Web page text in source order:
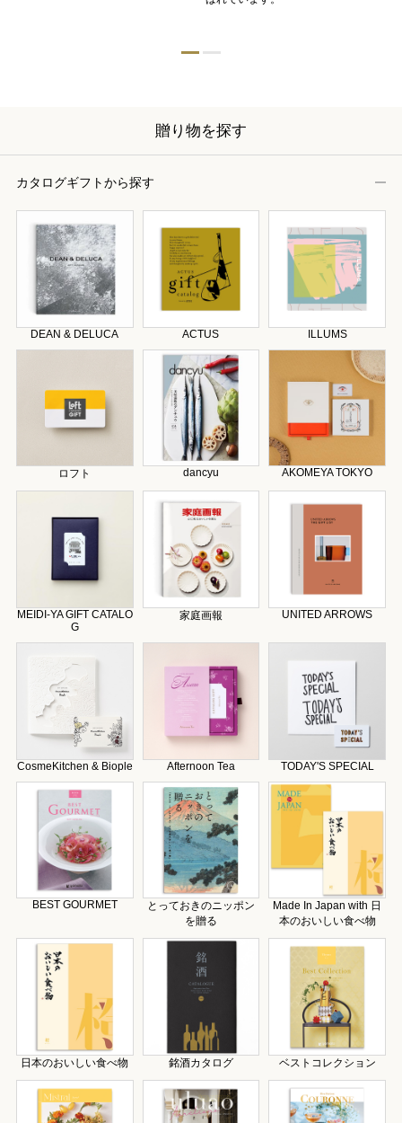
贈り物を探す
カタログギフトから探す
DEAN & DELUCA ACTUS ILLUMS
ロフト dancyu AKOMEYA TOKYO
MEIDI-YA GIFT CATALO
G
家庭画報 UNITED ARROWS
CosmeKitchen & Biople Afternoon Tea TODAY'S SPECIAL
BEST GOURMET
とっておきのニッポン
を贈る
Made In Japan with 日
本のおいしい食べ物
日本のおいしい食べ物 銘酒カタログ ベストコレクション